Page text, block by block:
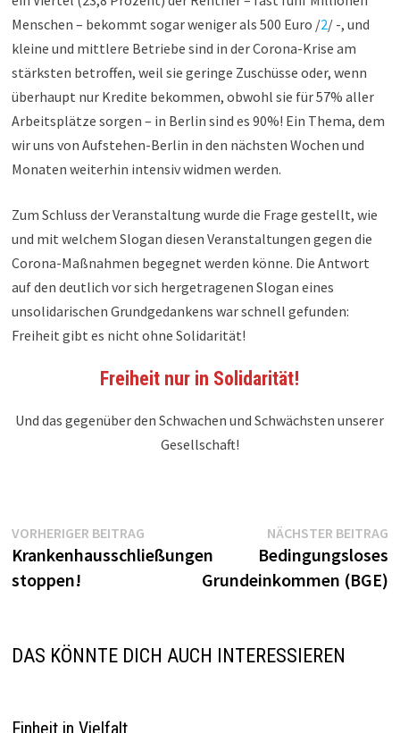
Menschen – bekommt sogar weniger als 500 Euro /2/ -, und
kleine und mittlere Betriebe sind in der Corona-Krise am
stärksten betroffen, weil sie geringe Zuschüsse oder, wenn
überhaupt nur Kredite bekommen, obwohl sie für 57% aller
Arbeitsplätze sorgen – in Berlin sind es 90%! Ein Thema, dem
wir uns von Aufstehen-Berlin in den nächsten Wochen und
Monaten weiterhin intensiv widmen werden.
Zum Schluss der Veranstaltung wurde die Frage gestellt, wie
und mit welchem Slogan diesen Veranstaltungen gegen die
Corona-Maßnahmen begegnet werden könne. Die Antwort
auf den deutlich vor sich hergetragenen Slogan eines
unsolidarischen Grundgedankens war schnell gefunden:
Freiheit gibt es nicht ohne Solidarität!
Freiheit nur in Solidarität!
Und das gegenüber den Schwachen und Schwächsten unserer
Gesellschaft!
Beitragsnavigation
VORHERIGER BEITRAGVorheriger
Beitrag:
Krankenhausschließungen
stoppen!
NÄCHSTER BEITRAG
Bedingungsloses
Grundeinkommen (BGE)
DAS KÖNNTE DICH AUCH INTERESSIEREN